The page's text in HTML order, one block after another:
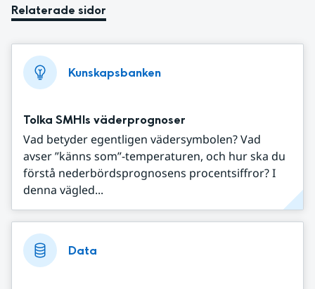
Relaterade sidor
Kunskapsbanken
Tolka SMHIs väderprognoser
Vad betyder egentligen vädersymbolen? Vad
avser ”känns som”-temperaturen, och hur ska du
förstå nederbördsprognosens procentsiffror? I
denna vägled...
Data